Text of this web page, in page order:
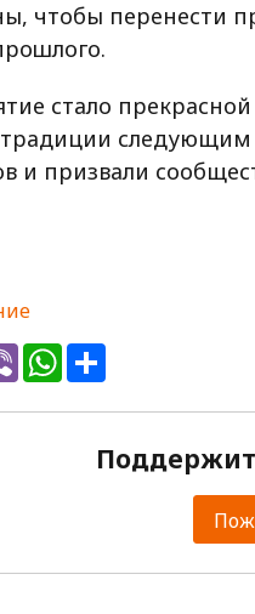
чтобы перенести
стало
следующим
и призвали
ViberWhatsApp